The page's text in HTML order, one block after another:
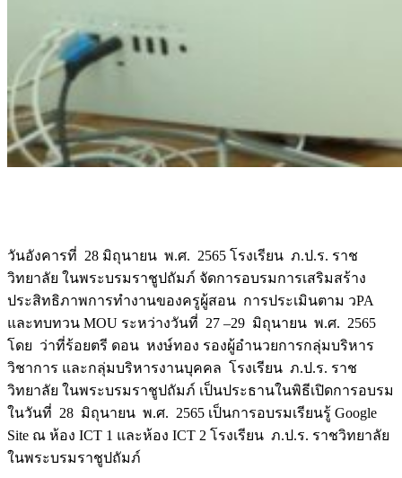
วันอังคารที่ 28 มิถุนายน พ.ศ. 2565 โรงเรียน ภ.ป.ร. ราช
วิทยาลัย ในพระบรมราชูปถัมภ์ จัดการอบรมการเสริมสร้าง
ประสิทธิภาพการทำงานของครูผู้สอน การประเมินตาม วPA
และทบทวน MOU ระหว่างวันที่ 27 –29 มิถุนายน พ.ศ. 2565
โดย ว่าที่ร้อยตรี ดอน หงษ์ทอง รองผู้อำนวยการกลุ่มบริหาร
วิชาการ และกลุ่มบริหารงานบุคคล โรงเรียน ภ.ป.ร. ราช
วิทยาลัย ในพระบรมราชูปถัมภ์ เป็นประธานในพิธีเปิดการอบรม
ในวันที่ 28 มิถุนายน พ.ศ. 2565 เป็นการอบรมเรียนรู้ Google
Site ณ ห้อง ICT 1 และห้อง ICT 2 โรงเรียน ภ.ป.ร. ราชวิทยาลัย
ในพระบรมราชูปถัมภ์